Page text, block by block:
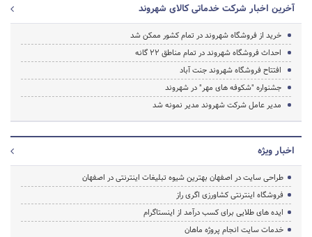
آخرین اخبار شرکت خدماتی کالای شهروند
خرید از فروشگاه شهروند در تمام کشور ممکن شد
احداث فروشگاه شهروند در تمام مناطق 22 گانه
افتتاح فروشگاه شهروند جنت آباد
جشنواره "شکوفه های مهر" در شهروند
مدیر عامل شرکت شهروند مدیر نمونه شد
اخبار ویژه
طراحی سایت در اصفهان بهترین شیوه تبلیغات اینترنتی در اصفهان
فروشگاه اینترنتی کشاورزی اگری راز
ایده های طلایی برای کسب درآمد از اینستاگرام
خدمات سایت انجام پروژه ماهان